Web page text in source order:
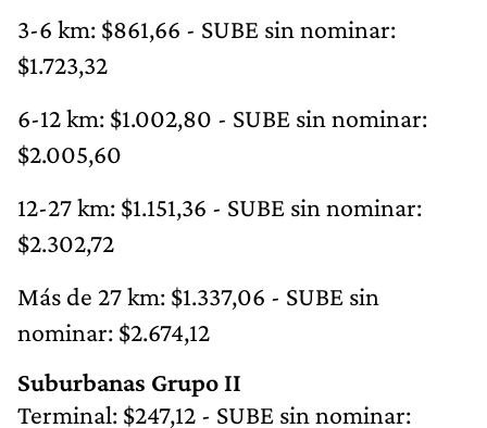
3-6 km: $861,66 - SUBE sin nominar:
$1.723,32
6-12 km: $1.002,80 - SUBE sin nominar:
$2.005,60
12-27 km: $1.151,36 - SUBE sin nominar:
$2.302,72
Más de 27 km: $1.337,06 - SUBE sin
nominar: $2.674,12
Suburbanas Grupo II
Terminal: $247,12 - SUBE sin nominar: